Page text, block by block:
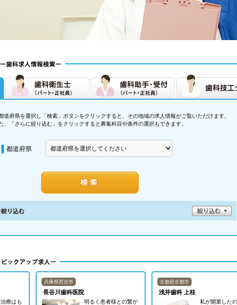
道府県を選択し「検索」ボタンをクリックすると、その地域の求人情報がご覧いただけます。
、「さらに絞り込む」をクリックすると募集科目や条件の選択もできます。
都道府県
療はも
兵庫県西宮市
長谷川歯科医院
明るく患者様との繋が
京都府京都市
浅井歯科 上桂
私が開業した